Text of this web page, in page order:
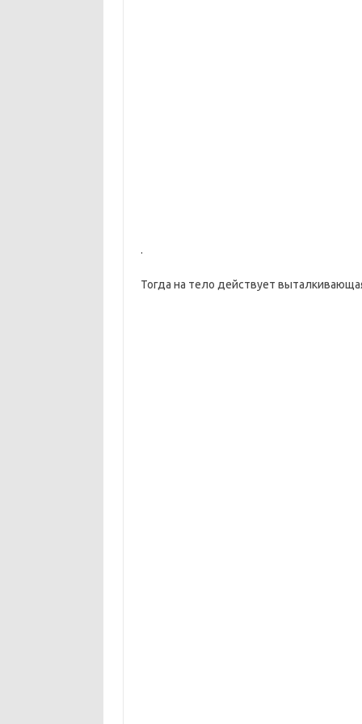
.
Тогда на тело действует